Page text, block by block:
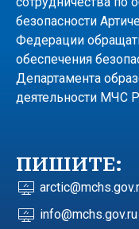
безопасности
Федерации
обеспечения
Департамента
деятельности МЧС
ПИШИТЕ:
info@mchs.gov.ru